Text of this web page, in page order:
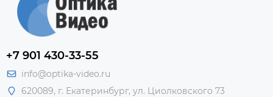
+7 901 430-33-55
info@optika-video.ru
620089, г. Екатеринбург, ул. Циолковского 73